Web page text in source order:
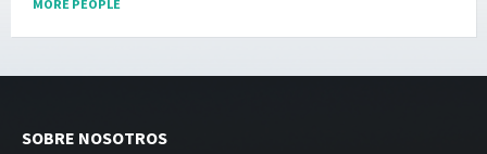
MORE PEOPLE
SOBRE NOSOTROS